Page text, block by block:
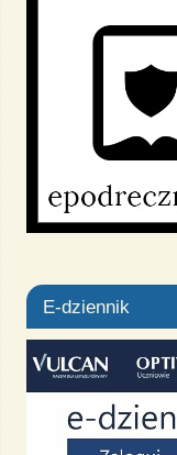
E-dziennik